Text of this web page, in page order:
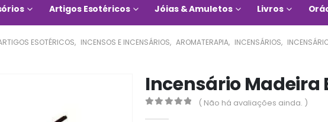
Artigos Esotéricos Jóias & Amuletos Livros
ESOTÉRICOS, INCENSOS E INCENSÁRIOS, AROMATERAPIA, INCENSÁRIOS,
Incensário Madeira
( Não há avaliações ainda. )